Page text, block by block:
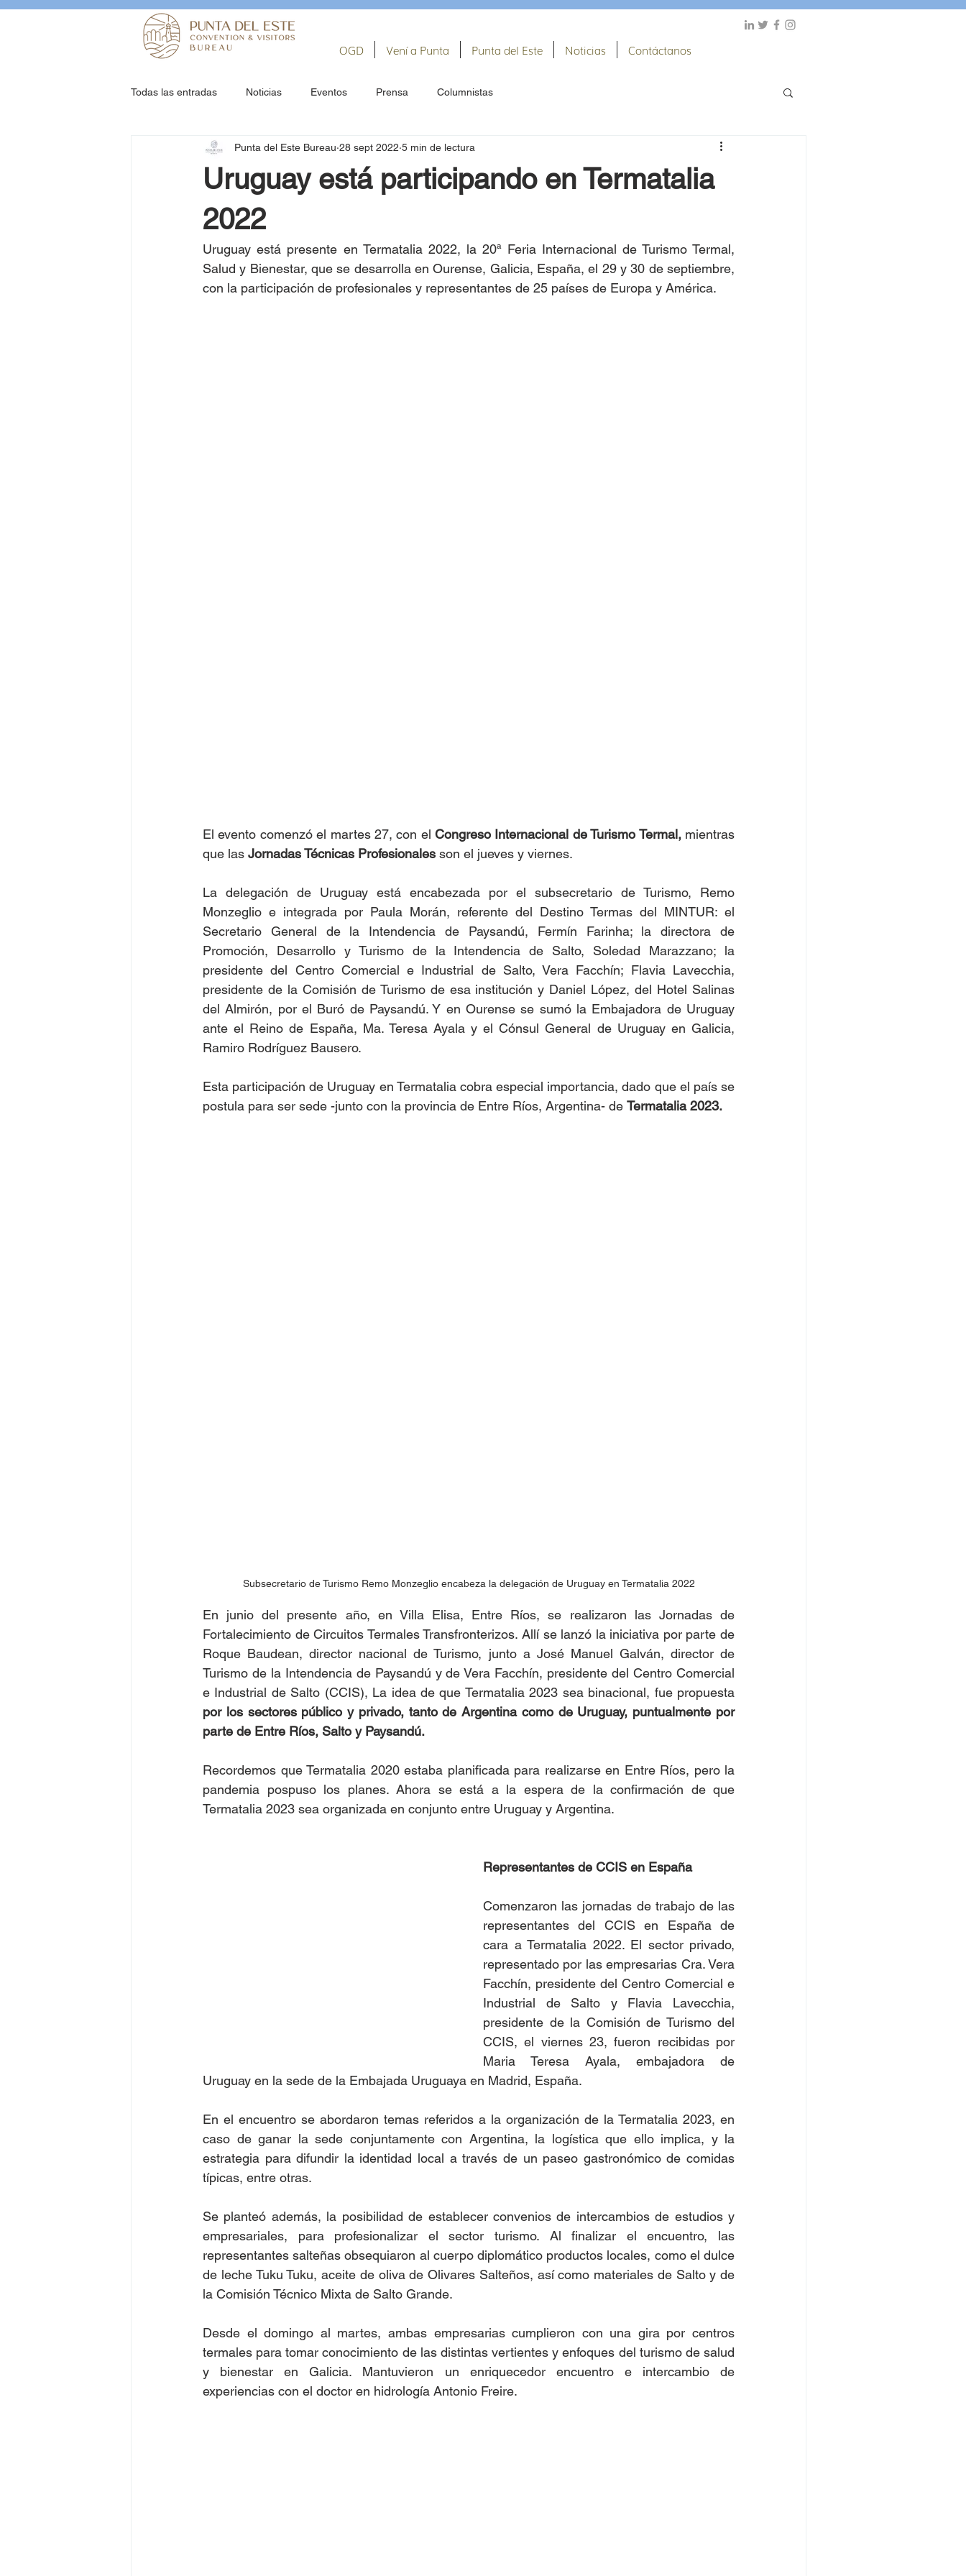
OGD Vení a Punta Punta del Este Noticias Contáctanos
Todas las entradas Noticias Eventos Prensa Columnistas
Uruguay está participando en Termatalia
2022
Punta del Este Bureau 28 sept 2022 5 min de lectura
Uruguay está presente en Termatalia 2022, la 20ª Feria Internacional de Turismo Termal,
Salud y Bienestar, que se desarrolla en Ourense, Galicia, España, el 29 y 30 de septiembre,
con la participación de profesionales y representantes de 25 países de Europa y América.
El evento comenzó el martes 27, con el Congreso Internacional de Turismo Termal, mientras
que las Jornadas Técnicas Profesionales son el jueves y viernes.
La delegación de Uruguay está encabezada por el subsecretario de Turismo, Remo
Monzeglio e integrada por Paula Morán, referente del Destino Termas del MINTUR: el
Secretario General de la Intendencia de Paysandú, Fermín Farinha; la directora de
Promoción, Desarrollo y Turismo de la Intendencia de Salto, Soledad Marazzano; la
presidente del Centro Comercial e Industrial de Salto, Vera Facchín; Flavia Lavecchia,
presidente de la Comisión de Turismo de esa institución y Daniel López, del Hotel Salinas
del Almirón, por el Buró de Paysandú. Y en Ourense se sumó la Embajadora de Uruguay
ante el Reino de España, Ma. Teresa Ayala y el Cónsul General de Uruguay en Galicia,
Ramiro Rodríguez Bausero.
Esta participación de Uruguay en Termatalia cobra especial importancia, dado que el país se
postula para ser sede -junto con la provincia de Entre Ríos, Argentina- de Termatalia 2023.
Subsecretario de Turismo Remo Monzeglio encabeza la delegación de Uruguay en Termatalia 2022
En junio del presente año, en Villa Elisa, Entre Ríos, se realizaron las Jornadas de
Fortalecimiento de Circuitos Termales Transfronterizos. Allí se lanzó la iniciativa por parte de
Roque Baudean, director nacional de Turismo, junto a José Manuel Galván, director de
Turismo de la Intendencia de Paysandú y de Vera Facchín, presidente del Centro Comercial
por los sectores público y privado, tanto de Argentina como de Uruguay, puntualmente por
parte de Entre Ríos, Salto y Paysandú.
Recordemos que Termatalia 2020 estaba planificada para realizarse en Entre Ríos, pero la
pandemia pospuso los planes. Ahora se está a la espera de la confirmación de que
Termatalia 2023 sea organizada en conjunto entre Uruguay y Argentina.
Representantes de CCIS en España
Comenzaron las jornadas de trabajo de las
representantes del CCIS en España de
cara a Termatalia 2022. El sector privado,
representado por las empresarias Cra. Vera
Facchín, presidente del Centro Comercial e
Industrial de Salto y Flavia Lavecchia,
presidente de la Comisión de Turismo del
CCIS, el viernes 23, fueron recibidas por
Maria Teresa Ayala, embajadora de
Uruguay en la sede de la Embajada Uruguaya en Madrid, España.
En el encuentro se abordaron temas referidos a la organización de la Termatalia 2023, en
caso de ganar la sede conjuntamente con Argentina, la logística que ello implica, y la
estrategia para difundir la identidad local a través de un paseo gastronómico de comidas
típicas, entre otras.
Se planteó además, la posibilidad de establecer convenios de intercambios de estudios y
empresariales, para profesionalizar el sector turismo. Al finalizar el encuentro, las
representantes salteñas obsequiaron al cuerpo diplomático productos locales, como el dulce
de leche Tuku Tuku, aceite de oliva de Olivares Salteños, así como materiales de Salto y de
la Comisión Técnico Mixta de Salto Grande.
Desde el domingo al martes, ambas empresarias cumplieron con una gira por centros
termales para tomar conocimiento de las distintas vertientes y enfoques del turismo de salud
y bienestar en Galicia. Mantuvieron un enriquecedor encuentro e intercambio de
experiencias con el doctor en hidrología Antonio Freire.